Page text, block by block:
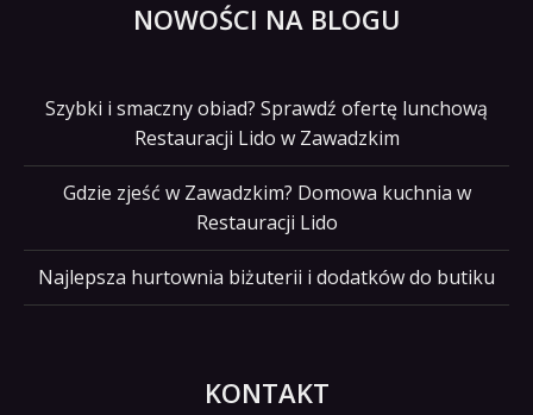
NOWOŚCI NA BLOGU
Szybki i smaczny obiad? Sprawdź ofertę lunchową
Restauracji Lido w Zawadzkim
Gdzie zjeść w Zawadzkim? Domowa kuchnia w
Restauracji Lido
Najlepsza hurtownia biżuterii i dodatków do butiku
KONTAKT